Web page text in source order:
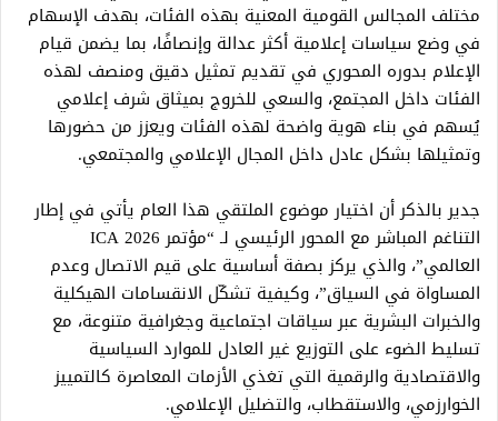
مختلف المجالس القومية المعنية بهذه الفئات، بهدف الإسهام
في وضع سياسات إعلامية أكثر عدالة وإنصافًا، بما يضمن قيام
الإعلام بدوره المحوري في تقديم تمثيل دقيق ومنصف لهذه
الفئات داخل المجتمع، والسعي للخروج بميثاق شرف إعلامي
يُسهم في بناء هوية واضحة لهذه الفئات ويعزز من حضورها
وتمثيلها بشكل عادل داخل المجال الإعلامي والمجتمعي.
جدير بالذكر أن اختيار موضوع الملتقي هذا العام يأتي في إطار
التناغم المباشر مع المحور الرئيسي لـ “مؤتمر 2026 ICA
العالمي”، والذي يركز بصفة أساسية على قيم الاتصال وعدم
المساواة في السياق”، وكيفية تشكّل الانقسامات الهيكلية
والخبرات البشرية عبر سياقات اجتماعية وجغرافية متنوعة، مع
تسليط الضوء على التوزيع غير العادل للموارد السياسية
والاقتصادية والرقمية التي تغذي الأزمات المعاصرة كالتمييز
الخوارزمي، والاستقطاب، والتضليل الإعلامي.